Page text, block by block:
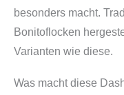
besonders macht.
Bonitoflocken
Varianten wie diese.
Was macht diese